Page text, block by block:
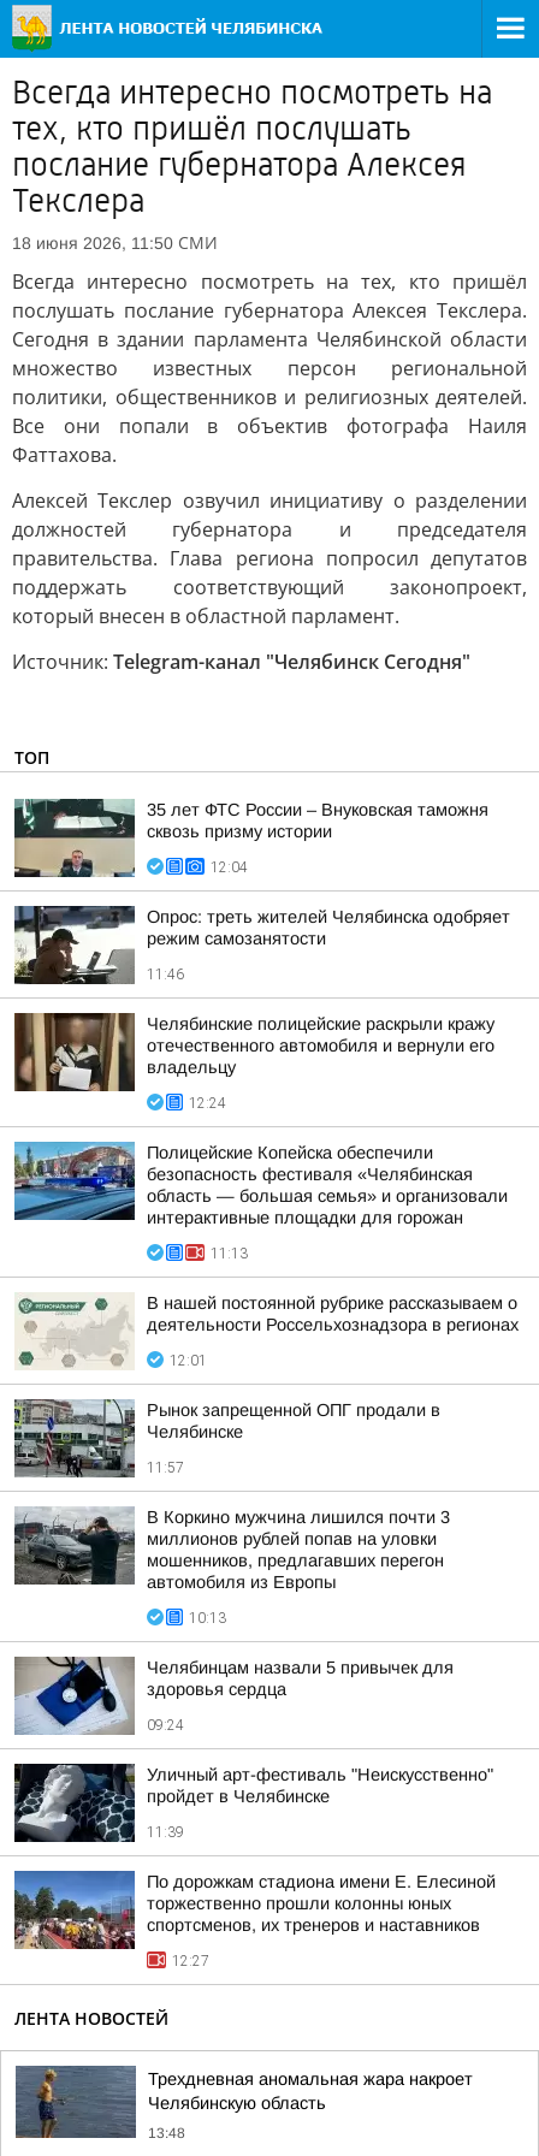
Всегда интересно посмотреть на
тех, кто пришёл послушать
послание губернатора Алексея
Текслера
18 июня 2026, 11:50 СМИ
Всегда интересно посмотреть на тех, кто пришёл
послушать послание губернатора Алексея Текслера.
Сегодня в здании парламента Челябинской области
множество известных персон региональной
политики, общественников и религиозных деятелей.
Все они попали в объектив фотографа Наиля
Фаттахова.
Алексей Текслер озвучил инициативу о разделении
должностей губернатора и председателя
правительства. Глава региона попросил депутатов
поддержать соответствующий законопроект,
который внесен в областной парламент.
Источник: Telegram-канал "Челябинск Сегодня"
ТОП
35 лет ФТС России – Внуковская таможня
сквозь призму истории
12:04
Опрос: треть жителей Челябинска одобряет
режим самозанятости
11:46
Челябинские полицейские раскрыли кражу
отечественного автомобиля и вернули его
владельцу
12:24
Полицейские Копейска обеспечили
безопасность фестиваля «Челябинская
область — большая семья» и организовали
интерактивные площадки для горожан
11:13
В нашей постоянной рубрике рассказываем о
деятельности Россельхознадзора в регионах
12:01
Рынок запрещенной ОПГ продали в
Челябинске
11:57
В Коркино мужчина лишился почти 3
миллионов рублей попав на уловки
мошенников, предлагавших перегон
автомобиля из Европы
10:13
Челябинцам назвали 5 привычек для
здоровья сердца
09:24
Уличный арт-фестиваль "Неискусственно"
пройдет в Челябинске
11:39
По дорожкам стадиона имени Е. Елесиной
торжественно прошли колонны юных
спортсменов, их тренеров и наставников
12:27
ЛЕНТА НОВОСТЕЙ
Трехдневная аномальная жара накроет
Челябинскую область
13:48